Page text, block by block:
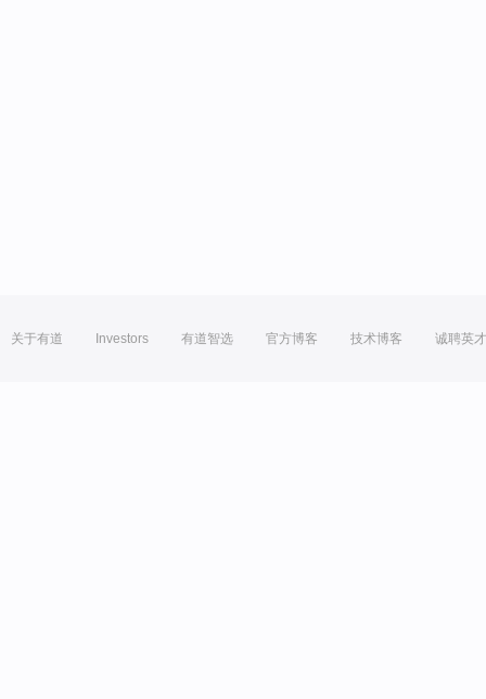
关于有道 Investors 有道智选 官方博客 技术博客 诚聘英才